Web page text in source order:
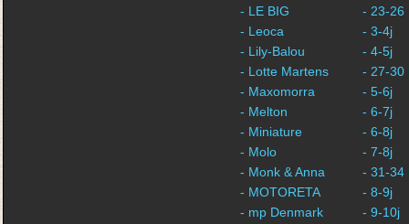
- LE BIG
- Leoca
- Lily-Balou
- Lotte Martens
- Maxomorra
- Melton
- Miniature
- Molo
- Monk & Anna
- MOTORETA
- mp Denmark
- 23-26
- 3-4j
- 4-5j
- 27-30
- 5-6j
- 6-7j
- 6-8j
- 7-8j
- 31-34
- 8-9j
- 9-10j